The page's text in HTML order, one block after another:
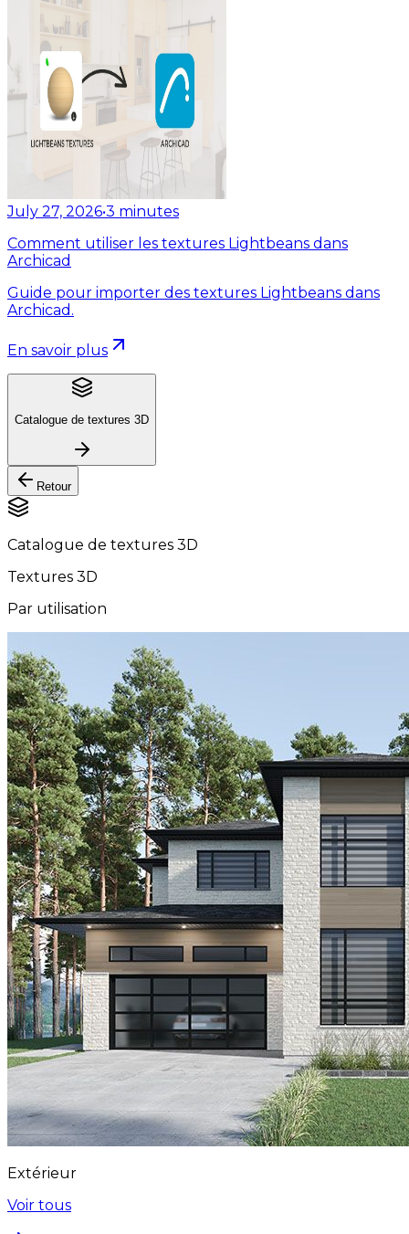
July 27, 2026•3 minutes
Comment utiliser les textures Lightbeans dans
Archicad
Guide pour importer des textures Lightbeans dans
Archicad.
En savoir plus
Catalogue de textures 3D
Retour
Catalogue de textures 3D
Textures 3D
Par utilisation
Extérieur
Voir tous